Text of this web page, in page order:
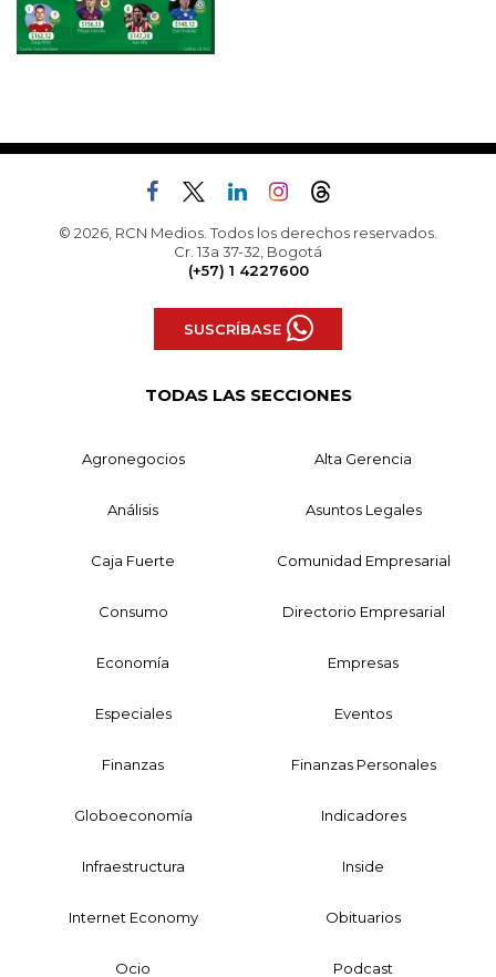
© 2026, RCN Medios. Todos los derechos reservados.
Cr. 13a 37-32, Bogotá
(+57) 1 4227600
SUSCRÍBASE
TODAS LAS SECCIONES
Agronegocios Alta Gerencia
Análisis Asuntos Legales
Caja Fuerte Comunidad Empresarial
Consumo Directorio Empresarial
Economía Empresas
Especiales Eventos
Finanzas Finanzas Personales
Globoeconomía Indicadores
Infraestructura Inside
Internet Economy Obituarios
Ocio Podcast